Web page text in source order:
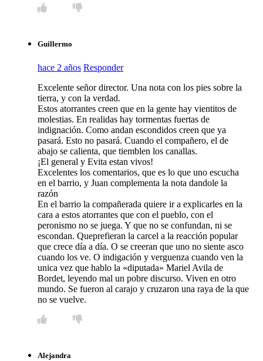
Guillermo
hace 2 años Responder
Excelente señor director. Una nota con los pies sobre la
tierra, y con la verdad.
Estos atorrantes creen que en la gente hay vientitos de
molestias. En realidas hay tormentas fuertas de
indignación. Como andan escondidos creen que ya
pasará. Esto no pasará. Cuando el compañero, el de
abajo se calienta, que tiemblen los canallas.
¡El general y Evita estan vivos!
Excelentes los comentarios, que es lo que uno escucha
en el barrio, y Juan complementa la nota dandole la
razón
En el barrio la compañerada quiere ir a explicarles en la
cara a estos atorrantes que con el pueblo, con el
peronismo no se juega. Y que no se confundan, ni se
escondan. Queprefieran la carcel a la reacción popular
que crece día a día. O se creeran que uno no siente asco
cuando los ve. O indigación y verguenza cuando ven la
unica vez que hablo la «diputada» Mariel Avila de
Bordet, leyendo mal un pobre discurso. Viven en otro
mundo. Se fueron al carajo y cruzaron una raya de la que
no se vuelve.
Alejandra